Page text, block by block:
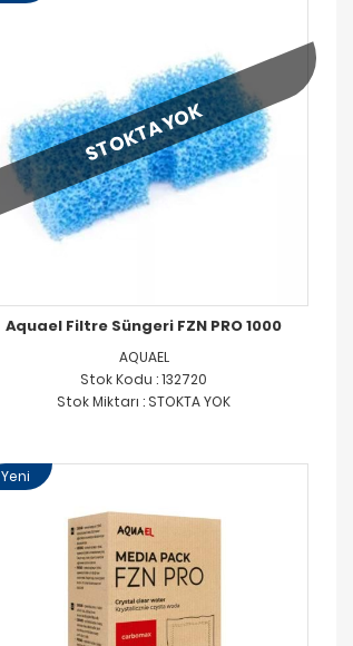
STOKTA YOK
Aquael Filtre Süngeri FZN PRO 1000
AQUAEL
Stok Kodu : 132720
Stok Miktarı : STOKTA YOK
Yeni